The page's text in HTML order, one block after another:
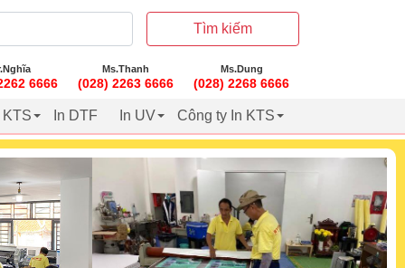
Tìm kiếm
6666
Ms.Thanh
(028) 2263 6666
Ms.Dung
(028) 2268 6666
KTS In DTF In UV Công ty In KTS